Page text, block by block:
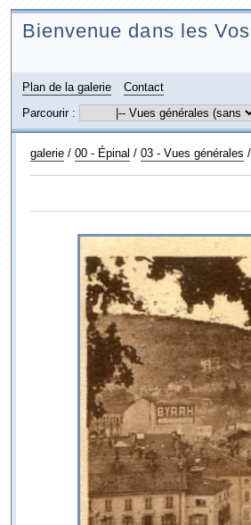
Bienvenue dans les
Plan de la galerie
Contact
Parcourir :
galerie/ 00 - Épinal / 03 - Vues générales /